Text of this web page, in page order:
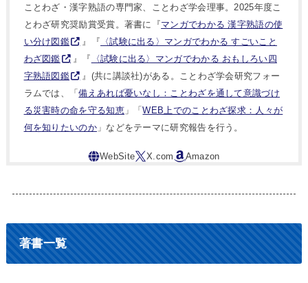
ことわざ・漢字熟語の専門家、ことわざ学会理事。2025年度こ
とわざ研究奨励賞受賞。著書に『マンガでわかる 漢字熟語の使
い分け図鑑
』『 〈試験に出る〉マンガでわかる すごいこと
わざ図鑑
』『
〈試験に出る〉マンガでわかる おもしろい四
字熟語図鑑
』(共に講談社)がある。ことわざ学会研究フォー
ラムでは、「備えあれば憂いなし：ことわざを通して意識づけ
る災害時の命を守る知恵」「WEB上でのことわざ探求：人々が
何を知りたいのか」などをテーマに研究報告を行う。
著書一覧